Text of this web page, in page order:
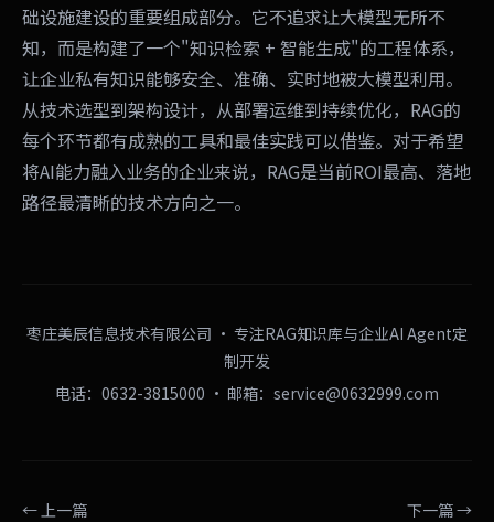
础设施建设的重要组成部分。它不追求让大模型无所不
知，而是构建了一个"知识检索 + 智能生成"的工程体系，
让企业私有知识能够安全、准确、实时地被大模型利用。
从技术选型到架构设计，从部署运维到持续优化，RAG的
每个环节都有成熟的工具和最佳实践可以借鉴。对于希望
将AI能力融入业务的企业来说，RAG是当前ROI最高、落地
路径最清晰的技术方向之一。
枣庄美辰信息技术有限公司 · 专注RAG知识库与企业AI Agent定
制开发
电话：0632-3815000 · 邮箱：service@0632999.com
← 上一篇 下一篇 →